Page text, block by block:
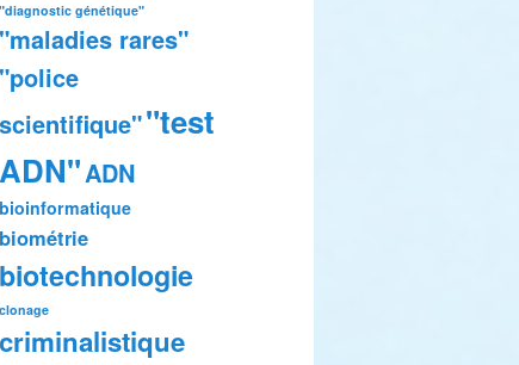
"diagnostic génétique"
"maladies rares"
"police
scientifique""test
ADN"ADN
bioinformatique
biométrie
biotechnologie
clonage
criminalistique